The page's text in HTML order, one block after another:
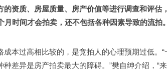
资质、房屋质量、房产价值等进行调查和评估
月时间才会拍卖，还不包括各种因素导致的流拍
本过高相比较的，是竞拍人的心理预期过低。
差异是房产拍卖最大的障碍。”樊自绅介绍，“